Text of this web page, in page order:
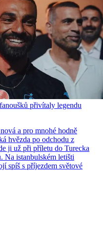
přivítaly legendu
a pro mnohé hodně
hvězda po odchodu z
ji už při příletu do Turecka
Na istanbulském letišti
spíš s příjezdem světové